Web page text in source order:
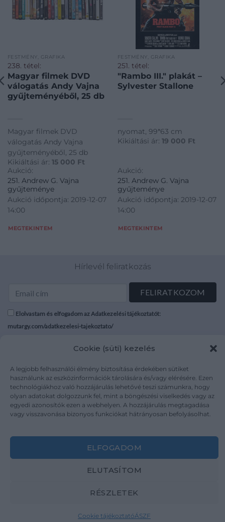
Cookie (süti) kezelés
A legjobb felhasználói élmény biztosítása érdekében sütiket
használunk az eszközinformációk tárolására és/vagy elérésére. Ezen
technológiákhoz való hozzájárulás lehetővé teszi számunkra, hogy
olyan adatokat dolgozzunk fel, mint a böngészési viselkedés vagy az
egyedi azonosítók ezen a webhelyen. A hozzájárulás megtagadása
vagy visszavonása bizonyos funkciókat hátrányosan befolyásolhat.
ELFOGADOM
ELUTASÍTOM
RÉSZLETEK
Cookie tájékoztatóÁSZF
FESTMÉNY, GRAFIKA
238. tétel:
Magyar filmek DVD
válogatás Andy Vajna
gyűjteményéből, 25 db
Magyar filmek DVD
válogatás Andy Vajna
gyűjteményéből, 25 db
Kikiáltási ár: 15 000 Ft
Aukció:
251. Andrew G. Vajna
gyűjteménye
Aukció időpontja: 2019-12-07
14:00
MEGTEKINTEM
FESTMÉNY, GRAFIKA
251. tétel:
"Rambo III." plakát –
Sylvester Stallone
nyomat, 99*63 cm
Kikiáltási ár: 19 000 Ft
Aukció:
251. Andrew G. Vajna
gyűjteménye
Aukció időpontja: 2019-12-07
14:00
MEGTEKINTEM
Hírlevél feliratkozás
Elolvastam és elfogadom az Adatkezelési tájékoztatót:
mutargy.com/adatkezelesi-tajekoztato/
Médiaajánlat
Karrier
Kapcsolat
Áraink
ÁSZF
Adatvédelem
Impresszum
Copyright 2026 ©Mutargy.com